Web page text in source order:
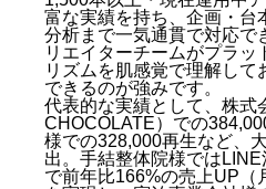
富な実績を持ち、企画・台
分析まで一気通貫で対応で
リエイターチームがプラ
リズムを肌感覚で理解し
できるのが強みです。
代表的な実績として、株式
CHOCOLATE）での
様での328,000再生など、
出。手結整体院様では
で前年比166%の売上UP（